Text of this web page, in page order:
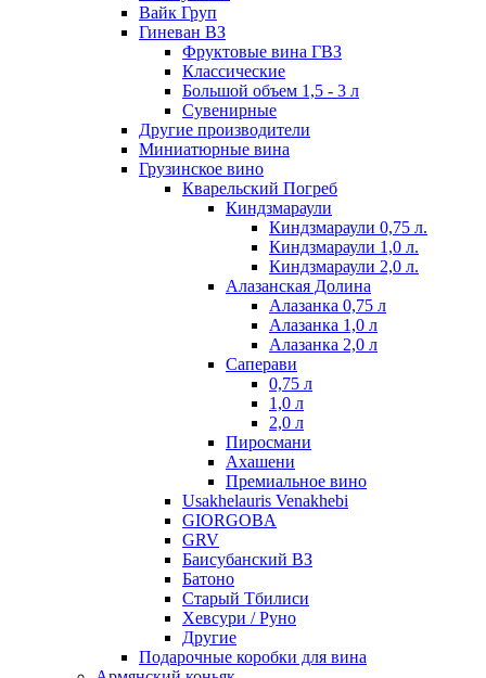
Вайк Груп
Гиневан ВЗ
Фруктовые вина ГВЗ
Классические
Большой объем 1,5 - 3 л
Сувенирные
Другие производители
Миниатюрные вина
Грузинское вино
Кварельский Погреб
Киндзмараули
Киндзмараули 0,75 л.
Киндзмараули 1,0 л.
Киндзмараули 2,0 л.
Алазанская Долина
Алазанка 0,75 л
Алазанка 1,0 л
Алазанка 2,0 л
Саперави
0,75 л
1,0 л
2,0 л
Пиросмани
Ахашени
Премиальное вино
Usakhelauris Venakhebi
GIORGOBA
GRV
Баисубанский ВЗ
Батоно
Старый Тбилиси
Хевсури / Руно
Другие
Подарочные коробки для вина